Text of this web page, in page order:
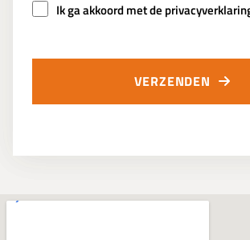
Ik ga akkoord met de
VERZENDEN